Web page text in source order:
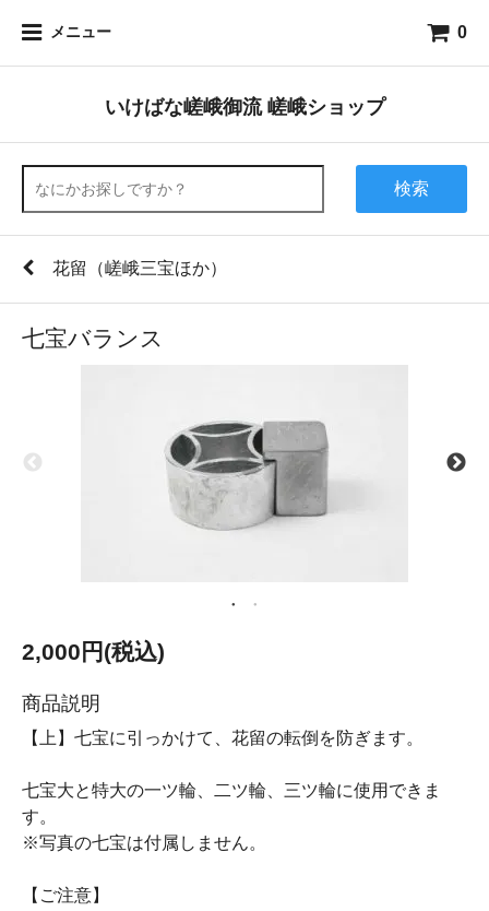
メニュー 0
いけばな嵯峨御流 嵯峨ショップ
検索
花留（嵯峨三宝ほか）
七宝バランス
2,000円(税込)
商品説明
【上】七宝に引っかけて、花留の転倒を防ぎます。
七宝大と特大の一ツ輪、二ツ輪、三ツ輪に使用できま
す。
※写真の七宝は付属しません。
【ご注意】